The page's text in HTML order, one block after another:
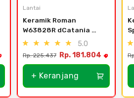
Lantai
Keramik Roman
W63828R dCatania
Crema - 30x60
5.0
Rp. 225.437 Rp. 181.804
+ Keranjang